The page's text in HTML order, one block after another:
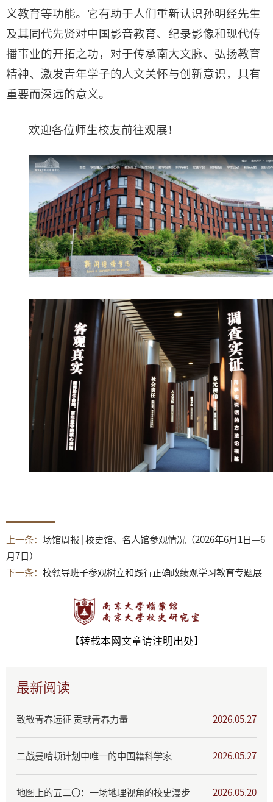
义教育等功能。它有助于人们重新认识孙明经先生
及其同代先贤对中国影音教育、纪录影像和现代传
播事业的开拓之功，对于传承南大文脉、弘扬教育
精神、激发青年学子的人文关怀与创新意识，具有
重要而深远的意义。
欢迎各位师生校友前往观展！
上一条： 场馆周报 | 校史馆、名人馆参观情况（2026年6月1日—6
月7日）
下一条： 校领导班子参观树立和践行正确政绩观学习教育专题展
【转载本网文章请注明出处】
最新阅读
致敬青春远征 贡献青春力量 2026.05.27
二战曼哈顿计划中唯一的中国籍科学家 2026.05.27
地图上的五二〇：一场地理视角的校史漫步 2026.05.20